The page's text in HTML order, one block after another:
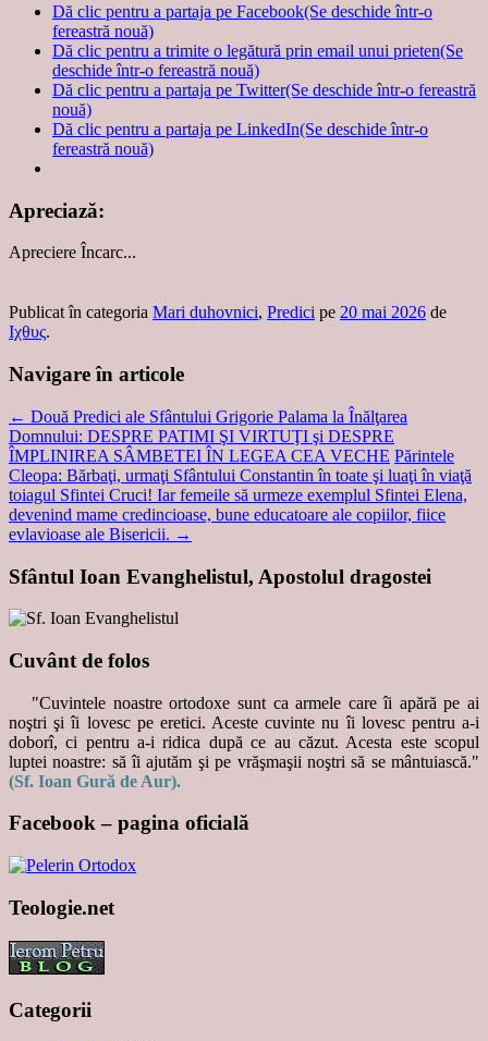
Dă clic pentru a partaja pe Facebook(Se deschide într-o
fereastră nouă)
Dă clic pentru a trimite o legătură prin email unui prieten(Se
deschide într-o fereastră nouă)
Dă clic pentru a partaja pe Twitter(Se deschide într-o fereastră
nouă)
Dă clic pentru a partaja pe LinkedIn(Se deschide într-o
fereastră nouă)
Apreciază:
Apreciere Încarc...
Publicat în categoria Mari duhovnici, Predici pe 20 mai 2026 de
Ιχθυς.
Navigare în articole
← Două Predici ale Sfântului Grigorie Palama la Înălţarea
Domnului: DESPRE PATIMI ŞI VIRTUŢI şi DESPRE
ÎMPLINIREA SÂMBETEI ÎN LEGEA CEA VECHE Părintele
Cleopa: Bărbaţi, urmaţi Sfântului Constantin în toate şi luaţi în viaţă
toiagul Sfintei Cruci! Iar femeile să urmeze exemplul Sfintei Elena,
devenind mame credincioase, bune educatoare ale copiilor, fiice
evlavioase ale Bisericii. →
Sfântul Ioan Evanghelistul, Apostolul dragostei
Cuvânt de folos
"Cuvintele noastre ortodoxe sunt ca armele care îi apără pe ai
noştri şi îi lovesc pe eretici. Aceste cuvinte nu îi lovesc pentru a-i
doborî, ci pentru a-i ridica după ce au căzut. Acesta este scopul
luptei noastre: să îi ajutăm şi pe vrăşmaşii noştri să se mântuiască."
(Sf. Ioan Gură de Aur).
Facebook – pagina oficială
Teologie.net
Categorii